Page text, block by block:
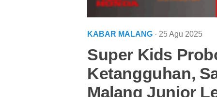
KABAR MALANG · 25 Agu 2025
Super Kids
Ketangguhan,
Malang Junior